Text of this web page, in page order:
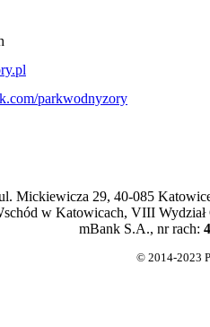
parkwodnyzory
Mickiewicza 29, 40-085
w Katowicach, VIII Wydział
mBank S.A., nr rach:
© 2014-2023